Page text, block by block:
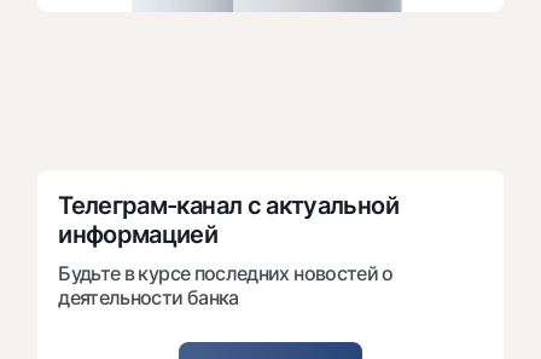
Телеграм-канал с актуальной
информацией
Будьте в курсе последних новостей о
деятельности банка